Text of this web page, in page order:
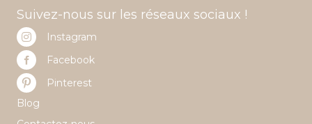
Suivez-nous sur les réseaux sociaux !
Instagram
Facebook
Pinterest
Blog